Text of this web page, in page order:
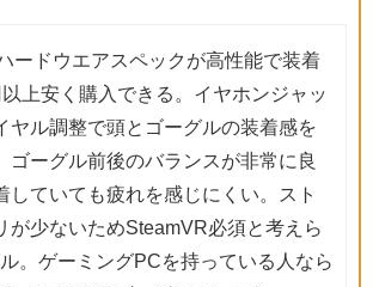
ードウエアスペックが高性能で装着
上安く購入できる。イヤホンジャッ
ヤル調整で頭とゴーグルの装着感を
ゴーグル前後のバランスが非常に良
していても疲れを感じにくい。スト
が少ないためSteamVR必須と考えら
。ゲーミングPCを持っている人なら